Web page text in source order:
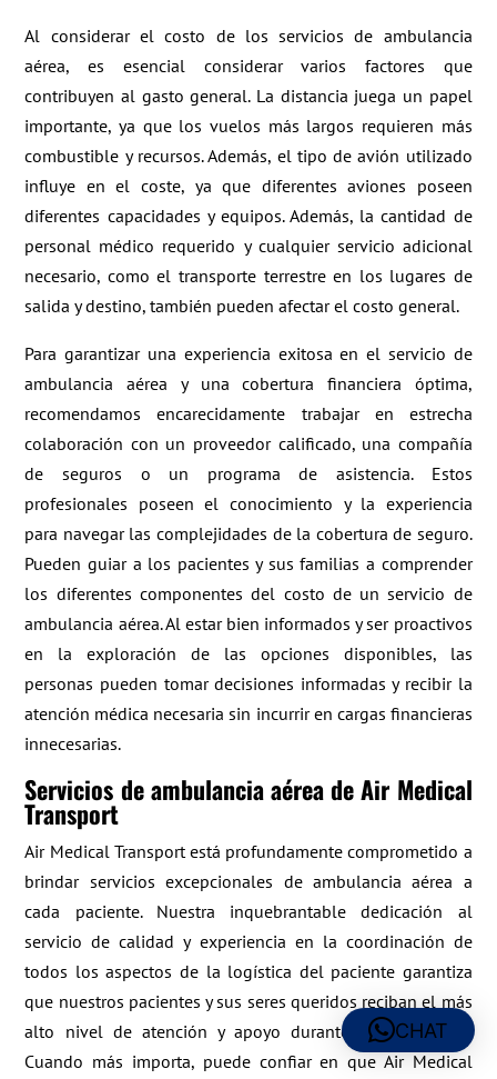
Al considerar el costo de los servicios de ambulancia
aérea, es esencial considerar varios factores que
contribuyen al gasto general. La distancia juega un papel
importante, ya que los vuelos más largos requieren más
combustible y recursos. Además, el tipo de avión utilizado
influye en el coste, ya que diferentes aviones poseen
diferentes capacidades y equipos. Además, la cantidad de
personal médico requerido y cualquier servicio adicional
necesario, como el transporte terrestre en los lugares de
salida y destino, también pueden afectar el costo general.
Para garantizar una experiencia exitosa en el servicio de
ambulancia aérea y una cobertura financiera óptima,
recomendamos encarecidamente trabajar en estrecha
colaboración con un proveedor calificado, una compañía
de seguros o un programa de asistencia. Estos
profesionales poseen el conocimiento y la experiencia
para navegar las complejidades de la cobertura de seguro.
Pueden guiar a los pacientes y sus familias a comprender
los diferentes componentes del costo de un servicio de
ambulancia aérea. Al estar bien informados y ser proactivos
en la exploración de las opciones disponibles, las
personas pueden tomar decisiones informadas y recibir la
atención médica necesaria sin incurrir en cargas financieras
innecesarias.
Servicios de ambulancia aérea de Air Medical
Transport
Air Medical Transport está profundamente comprometido a
brindar servicios excepcionales de ambulancia aérea a
cada paciente. Nuestra inquebrantable dedicación al
servicio de calidad y experiencia en la coordinación de
todos los aspectos de la logística del paciente garantiza
que nuestros pacientes y sus seres queridos reciban el más
alto nivel de atención y apoyo durante todo su viaje.
Cuando más importa, puede confiar en que Air Medical
CHAT